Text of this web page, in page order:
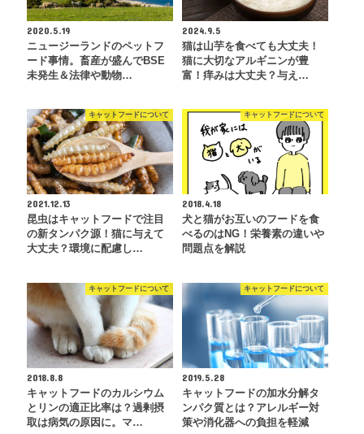
2020.5.19
ニュージーランドのペットフ
ード事情。畜産が盛んでBSE
未発生＆法律や動物…
2024.9.5
猫は山芋を食べても大丈夫！
猫に大切なアルギニンが豊
富！痒みは大丈夫？与え…
キャットフードについて
2021.12.13
昆虫はキャットフードで注目
の新タンパク源！猫に与えて
大丈夫？環境に配慮し…
キャットフードについて
2018.4.18
犬と猫がお互いのフードを食
べるのはNG！栄養素の違いや
問題点を解説
キャットフードについて
2018.8.8
キャットフードのカルシウム
とリンの適正比率は？過剰摂
取は病気の原因に。マ…
キャットフードについて
2019.5.28
キャットフードの加水分解タ
ンパク質とは？アレルギー対
策や消化器への負担を軽減